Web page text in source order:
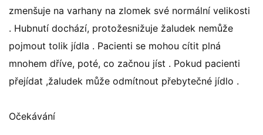
zmenšuje na varhany na zlomek své normální velikosti
. Hubnutí dochází, protožesnižuje žaludek nemůže
pojmout tolik jídla . Pacienti se mohou cítit plná
mnohem dříve, poté, co začnou jíst . Pokud pacienti
přejídat ,žaludek může odmítnout přebytečné jídlo .
Očekávání